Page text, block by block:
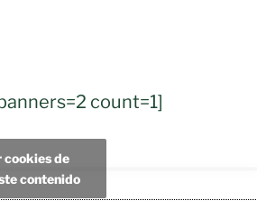
count=1]
cookies de
contenido